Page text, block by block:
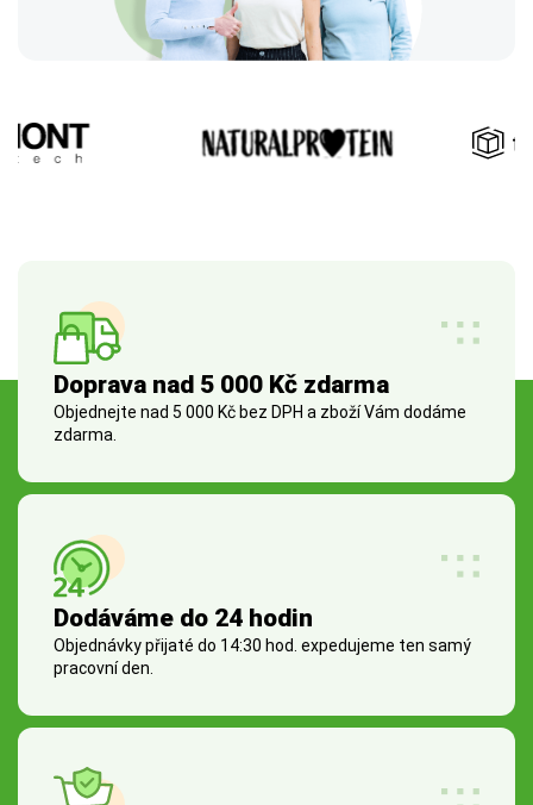
Doprava nad 5 000 Kč zdarma
Objednejte nad 5 000 Kč bez DPH a zboží Vám dodáme
zdarma.
Dodáváme do 24 hodin
Objednávky přijaté do 14:30 hod. expedujeme ten samý
pracovní den.